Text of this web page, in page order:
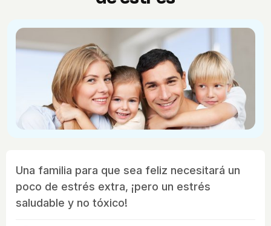
Una familia para que sea feliz necesitará un
poco de estrés extra, ¡pero un estrés
saludable y no tóxico!